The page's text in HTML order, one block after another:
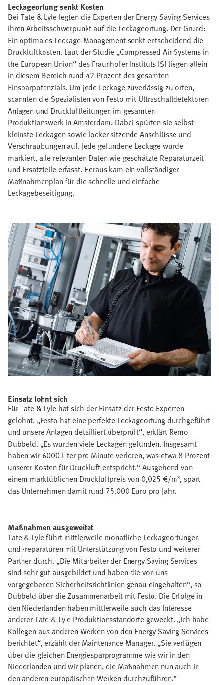
Leckageortung senkt Kosten
Bei Tate & Lyle legten die Experten der Energy Saving Services
ihren Arbeitsschwerpunkt auf die Leckageortung. Der Grund:
Ein optimales Leckage-Management senkt entscheidend die
Druckluftkosten. Laut der Studie „Compressed Air Systems in
the European Union“ des Fraunhofer Instituts ISI liegen allein
in diesem Bereich rund 42 Prozent des gesamten
Einsparpotenzials. Um jede Leckage zuverlässig zu orten,
scannten die Spezialisten von Festo mit Ultraschalldetektoren
Anlagen und Druckluftleitungen im gesamten
Produktionswerk in Amsterdam. Dabei spürten sie selbst
kleinste Leckagen sowie locker sitzende Anschlüsse und
Verschraubungen auf. Jede gefundene Leckage wurde
markiert, alle relevanten Daten wie geschätzte Reparaturzeit
und Ersatzteile erfasst. Heraus kam ein vollständiger
Maßnahmenplan für die schnelle und einfache
Leckagebeseitigung.
Einsatz lohnt sich
Für Tate & Lyle hat sich der Einsatz der Festo Experten
gelohnt. „Festo hat eine perfekte Leckageortung durchgeführt
und unsere Anlagen detailliert überprüft“, erklärt Remo
Dubbeld. „Es wurden viele Leckagen gefunden. Insgesamt
haben wir 6000 Liter pro Minute verloren, was etwa 8 Prozent
unserer Kosten für Druckluft entspricht.“ Ausgehend von
einem marktüblichen Druckluftpreis von 0,025 €/m³, spart
das Unternehmen damit rund 75.000 Euro pro Jahr.
Maßnahmen ausgeweitet
Tate & Lyle führt mittlerweile monatliche Leckageortungen
und -reparaturen mit Unterstützung von Festo und weiterer
Partner durch. „Die Mitarbeiter der Energy Saving Services
sind sehr gut ausgebildet und haben die von uns
vorgegebenen Sicherheitsrichtlinien genau eingehalten“, so
Dubbeld über die Zusammenarbeit mit Festo. Die Erfolge in
den Niederlanden haben mittlerweile auch das Interesse
anderer Tate & Lyle Produktionsstandorte geweckt. „Ich habe
Kollegen aus anderen Werken von den Energy Saving Services
berichtet“, erzählt der Maintenance Manager. „Sie verfügen
über die gleichen Energiesparprogramme wie wir in den
Niederlanden und wir planen, die Maßnahmen nun auch in
den anderen europäischen Werken durchzuführen.“